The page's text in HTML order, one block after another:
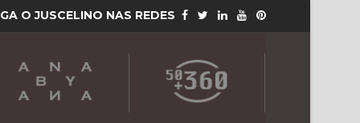
O JUSCELINO NAS REDES